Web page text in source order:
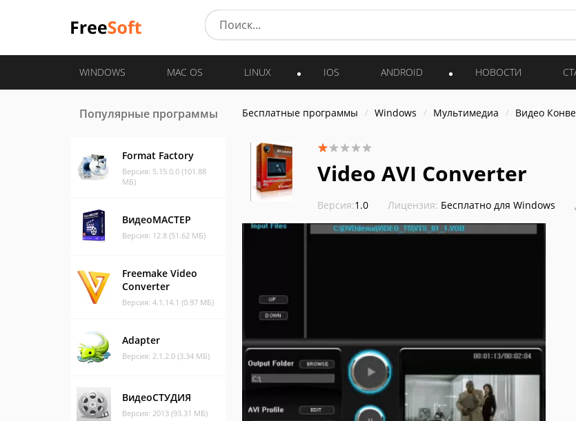
WINDOWS MAC OS LINUX IOS ANDROID НОВОСТИ
Популярные программы
Format Factory
Версия: 5.15.0.0 (101.88
МБ)
ВидеоМАСТЕР
Версия: 12.8 (51.62 МБ)
Freemake Video
Converter
Версия: 4.1.14.1 (0.97 МБ)
Adapter
Версия: 2.1.2.0 (3.34 МБ)
ВидеоСТУДИЯ
Версия: 2013 (93.31 МБ)
Бесплатные программы Windows Мультимедиа Видео
Video AVI Converter
Версия:1.0 Лицензия: Бесплатно для Windows